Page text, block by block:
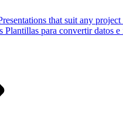
that suit any project
Plantillas para convertir datos